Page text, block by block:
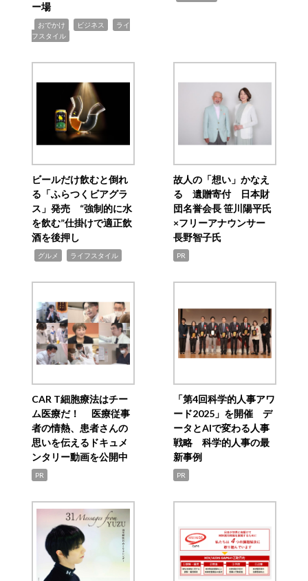
ー場
おでかけ ビジネス
ライ
フスタイル
ビールだけ飲むと倒れ
る「ふらつくビアグラ
ス」発売 “強制的に水
を飲む”仕掛けで適正飲
酒を後押し
グルメ ライフスタイル
故人の「想い」かなえ
る 遺贈寄付 日本財
団名誉会長 笹川陽平氏
×フリーアナウンサー
長野智子氏
PR
CAR T細胞療法はチー
ム医療だ！ 医療従事
者の情熱、患者さんの
思いを伝えるドキュメ
ンタリー動画を公開中
PR
「第4回科学的人事アワ
ード2025」を開催 デ
ータとAIで変わる人事
戦略 科学的人事の最
新事例
PR